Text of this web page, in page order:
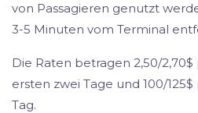
von Passagieren genutzt
3-5 Minuten vom Terminal
Die Raten betragen 2,50/
ersten zwei Tage und 100/
Tag.